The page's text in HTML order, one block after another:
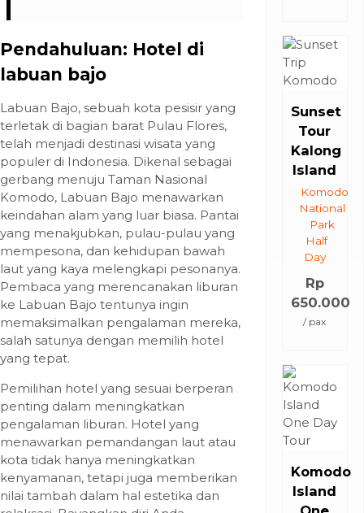
Pendahuluan: Hotel di
labuan bajo
Labuan Bajo, sebuah kota pesisir yang
terletak di bagian barat Pulau Flores,
telah menjadi destinasi wisata yang
populer di Indonesia. Dikenal sebagai
gerbang menuju Taman Nasional
Komodo, Labuan Bajo menawarkan
keindahan alam yang luar biasa. Pantai
yang menakjubkan, pulau-pulau yang
mempesona, dan kehidupan bawah
laut yang kaya melengkapi pesonanya.
Pembaca yang merencanakan liburan
ke Labuan Bajo tentunya ingin
memaksimalkan pengalaman mereka,
salah satunya dengan memilih hotel
yang tepat.
Pemilihan hotel yang sesuai berperan
penting dalam meningkatkan
pengalaman liburan. Hotel yang
menawarkan pemandangan laut atau
kota tidak hanya meningkatkan
kenyamanan, tetapi juga memberikan
nilai tambah dalam hal estetika dan
Sunset
Tour
Kalong
Island
Komodo
National
Park
Half
Day
Rp
650.000
/ pax
Komodo
Island